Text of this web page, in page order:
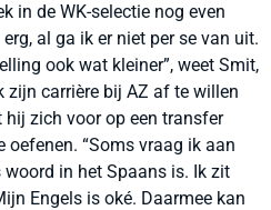
in de WK-selectie nog even
al ga ik er niet per se van uit.
ook wat kleiner”, weet Smit,
carrière bij AZ af te willen
zich voor op een transfer
oefenen. “Soms vraag ik aan
woord in het Spaans is. Ik zit
Engels is oké. Daarmee kan